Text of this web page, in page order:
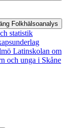
Folkhälsoanalys
statistik
Latinskolan om
och unga i Skåne